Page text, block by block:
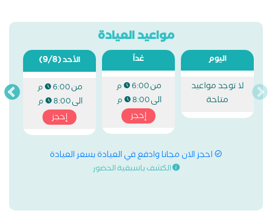
مواعيد العيادة
اليوم
لا توجد مواعيد
متاحة
غداً
من6:00 م
الى8:00 م
إحجز
الأحد(9/8)
من6:00 م
الى8:00 م
إحجز
احجز الان مجانا وادفع في العيادة بسعر العيادة
الكشف باسبقية الحضور